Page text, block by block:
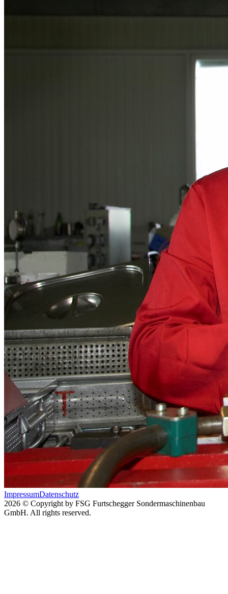
ImpressumDatenschutz
2026 © Copyright by FSG Furtschegger Sondermaschinenbau
GmbH. All rights reserved.